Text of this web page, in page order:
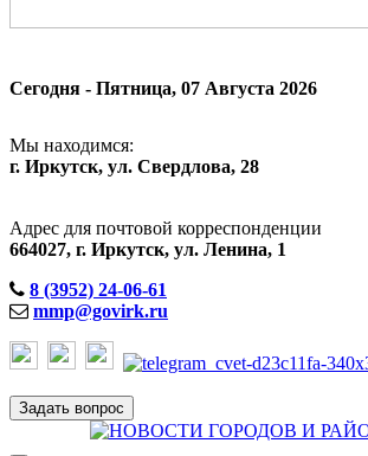
Сегодня - Пятница, 07 Августа 2026
Мы находимся:
г. Иркутск, ул. Свердлова, 28
Адрес для почтовой корреспонденции
664027, г. Иркутск, ул. Ленина, 1
8 (3952) 24-06-61
mmp@govirk.ru
Задать вопрос